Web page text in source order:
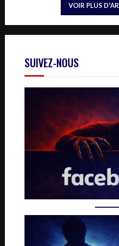
VOIR PLUS
SUIVEZ-NOUS